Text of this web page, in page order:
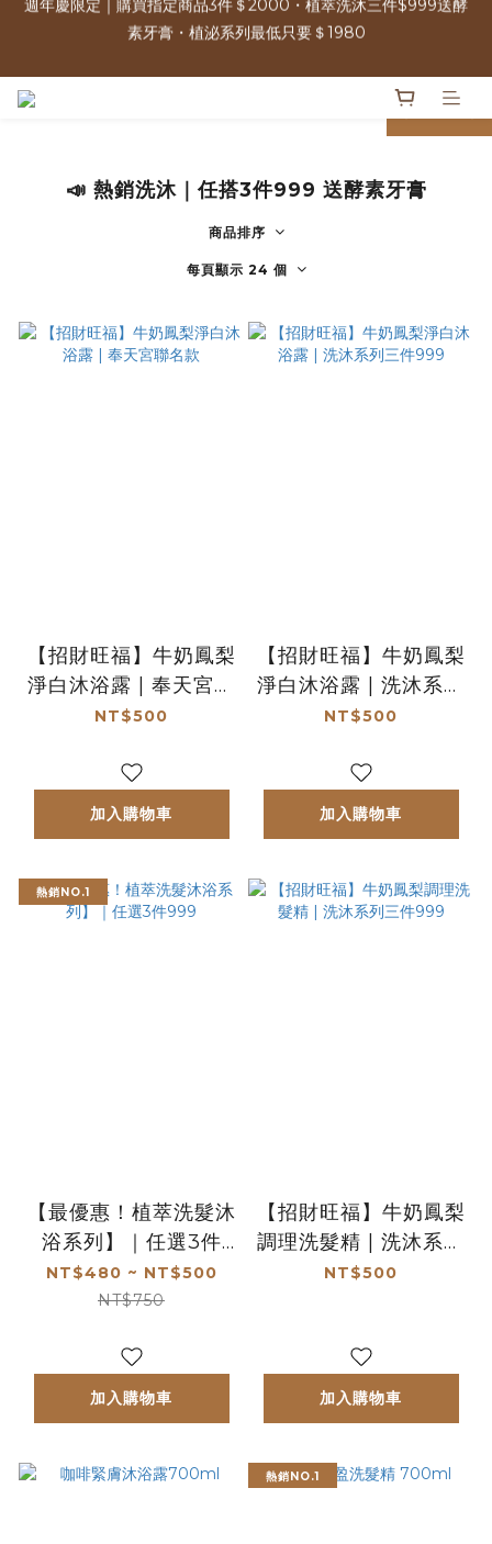
週年慶限定｜購買指定商品3件＄2000・植萃洗沐三件$999送酵
免運優惠中 | 07/17-07/17 週年慶加碼 全館0元免運日
週年慶限定｜購買指定商品3件＄2000・植萃洗沐三件$999送酵
素牙膏・植泌系列最低只要＄1980
prev next
📣 熱銷洗沐｜任搭3件999 送酵素牙膏
商品排序
每頁顯示 24 個
【招財旺福】牛奶鳳梨
淨白沐浴露 | 奉天宮聯
名款
NT$500
加入購物車
【招財旺福】牛奶鳳梨
淨白沐浴露 | 洗沐系列
三件999
NT$500
加入購物車
熱銷NO.1
【最優惠！植萃洗髮沐
浴系列】｜任選3件
999
NT$480 ~ NT$500
NT$750
加入購物車
【招財旺福】牛奶鳳梨
調理洗髮精 | 洗沐系列
三件999
NT$500
加入購物車
熱銷NO.1